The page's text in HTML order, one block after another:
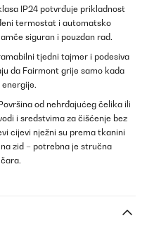
IP24 potvrđuje prikladnost
termostat i automatsko
siguran i pouzdan rad.
tjedni tajmer i podesiva
da Fairmont grije samo kada
od nehrđajućeg čelika ili
i sredstvima za čišćenje bez
cijevi nježni su prema tkanini
zid – potrebna je stručna